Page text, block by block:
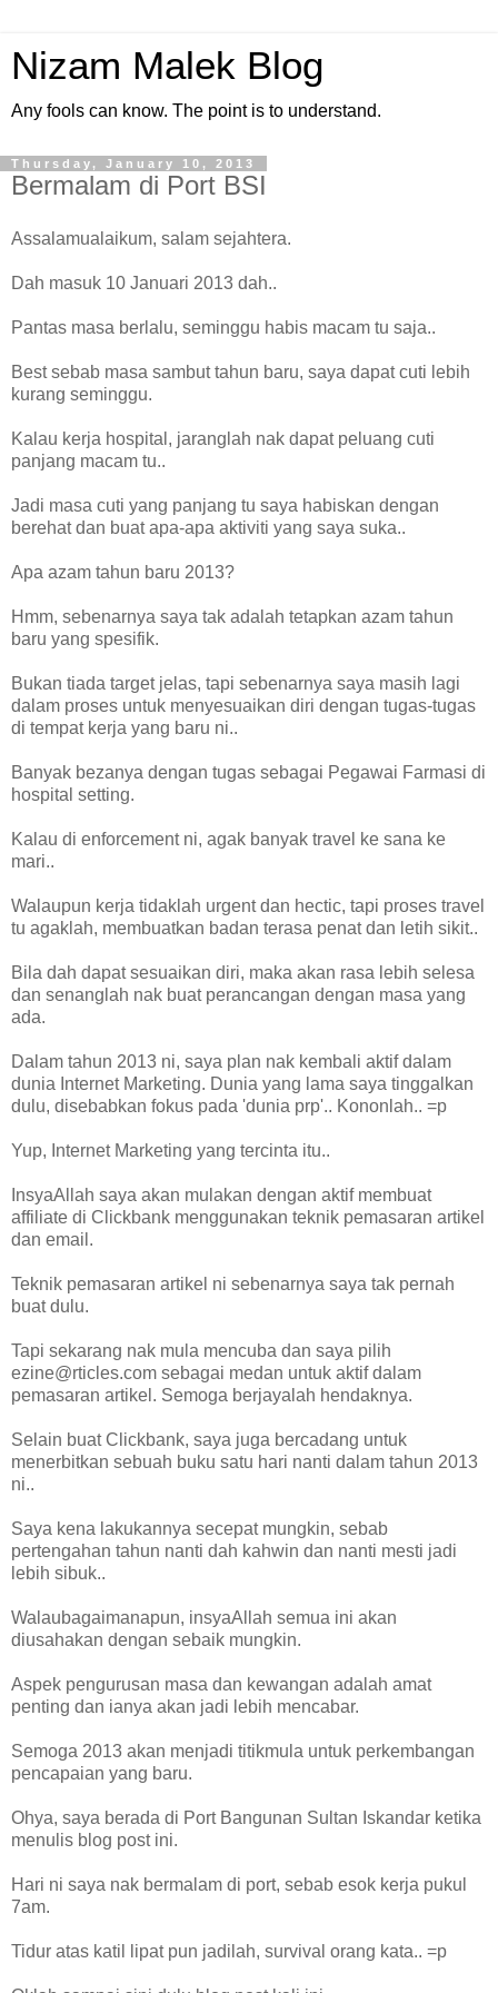
Nizam Malek Blog
Any fools can know. The point is to understand.
Thursday, January 10, 2013
Bermalam di Port BSI
Assalamualaikum, salam sejahtera.
Dah masuk 10 Januari 2013 dah..
Pantas masa berlalu, seminggu habis macam tu saja..
Best sebab masa sambut tahun baru, saya dapat cuti lebih
kurang seminggu.
Kalau kerja hospital, jaranglah nak dapat peluang cuti
panjang macam tu..
Jadi masa cuti yang panjang tu saya habiskan dengan
berehat dan buat apa-apa aktiviti yang saya suka..
Apa azam tahun baru 2013?
Hmm, sebenarnya saya tak adalah tetapkan azam tahun
baru yang spesifik.
Bukan tiada target jelas, tapi sebenarnya saya masih lagi
dalam proses untuk menyesuaikan diri dengan tugas-tugas
di tempat kerja yang baru ni..
Banyak bezanya dengan tugas sebagai Pegawai Farmasi di
hospital setting.
Kalau di enforcement ni, agak banyak travel ke sana ke
mari..
Walaupun kerja tidaklah urgent dan hectic, tapi proses travel
tu agaklah, membuatkan badan terasa penat dan letih sikit..
Bila dah dapat sesuaikan diri, maka akan rasa lebih selesa
dan senanglah nak buat perancangan dengan masa yang
ada.
Dalam tahun 2013 ni, saya plan nak kembali aktif dalam
dunia Internet Marketing. Dunia yang lama saya tinggalkan
dulu, disebabkan fokus pada 'dunia prp'.. Kononlah.. =p
Yup, Internet Marketing yang tercinta itu..
InsyaAllah saya akan mulakan dengan aktif membuat
affiliate di Clickbank menggunakan teknik pemasaran artikel
dan email.
Teknik pemasaran artikel ni sebenarnya saya tak pernah
buat dulu.
Tapi sekarang nak mula mencuba dan saya pilih
ezine@rticles.com sebagai medan untuk aktif dalam
pemasaran artikel. Semoga berjayalah hendaknya.
Selain buat Clickbank, saya juga bercadang untuk
menerbitkan sebuah buku satu hari nanti dalam tahun 2013
ni..
Saya kena lakukannya secepat mungkin, sebab
pertengahan tahun nanti dah kahwin dan nanti mesti jadi
lebih sibuk..
Walaubagaimanapun, insyaAllah semua ini akan
diusahakan dengan sebaik mungkin.
Aspek pengurusan masa dan kewangan adalah amat
penting dan ianya akan jadi lebih mencabar.
Semoga 2013 akan menjadi titikmula untuk perkembangan
pencapaian yang baru.
Ohya, saya berada di Port Bangunan Sultan Iskandar ketika
menulis blog post ini.
Hari ni saya nak bermalam di port, sebab esok kerja pukul
7am.
Tidur atas katil lipat pun jadilah, survival orang kata.. =p